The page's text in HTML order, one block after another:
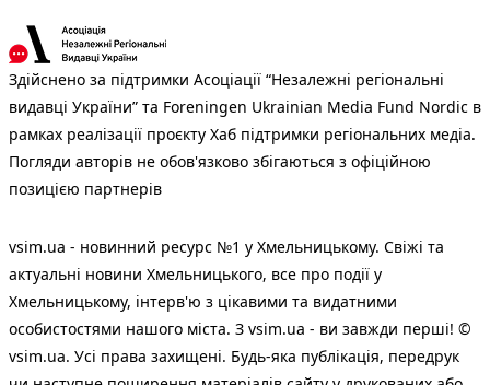
Здійснено за підтримки Асоціації “Незалежні регіональні
видавці України” та Foreningen Ukrainian Media Fund Nordic в
рамках реалізації проєкту Хаб підтримки регіональних медіа.
Погляди авторів не обов'язково збігаються з офіційною
позицією партнерів
vsim.ua - новинний ресурс №1 у Хмельницькому. Свіжі та
актуальні новини Хмельницького, все про події у
Хмельницькому, інтерв'ю з цікавими та видатними
особистостями нашого міста. З vsim.ua - ви завжди перші! ©
vsim.ua. Усі права захищені. Будь-яка публiкацiя, передрук